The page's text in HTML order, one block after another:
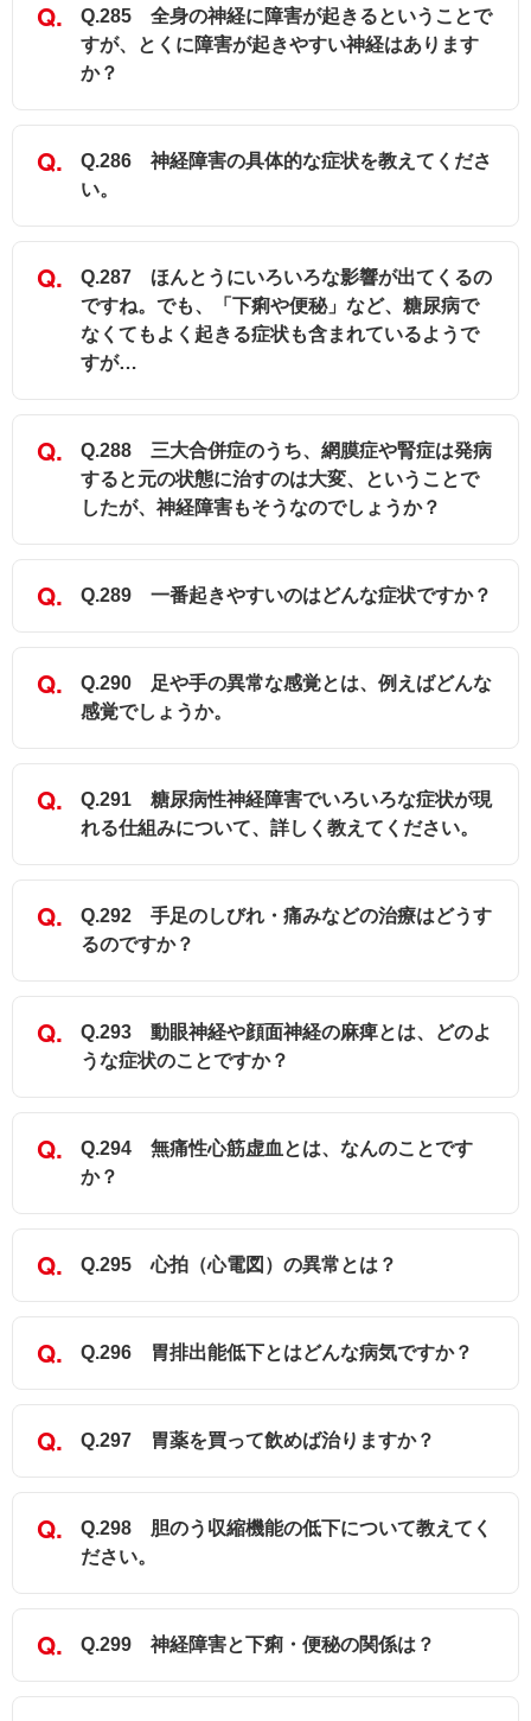
Q.285 全身の神経に障害が起きるということで
すが、とくに障害が起きやすい神経はあります
か？
Q.286 神経障害の具体的な症状を教えてくださ
い。
Q.287 ほんとうにいろいろな影響が出てくるの
ですね。でも、「下痢や便秘」など、糖尿病で
なくてもよく起きる症状も含まれているようで
すが…
Q.288 三大合併症のうち、網膜症や腎症は発病
すると元の状態に治すのは大変、ということで
したが、神経障害もそうなのでしょうか？
Q.289 一番起きやすいのはどんな症状ですか？
Q.290 足や手の異常な感覚とは、例えばどんな
感覚でしょうか。
Q.291 糖尿病性神経障害でいろいろな症状が現
れる仕組みについて、詳しく教えてください。
Q.292 手足のしびれ・痛みなどの治療はどうす
るのですか？
Q.293 動眼神経や顔面神経の麻痺とは、どのよ
うな症状のことですか？
Q.294 無痛性心筋虚血とは、なんのことです
か？
Q.295 心拍（心電図）の異常とは？
Q.296 胃排出能低下とはどんな病気ですか？
Q.297 胃薬を買って飲めば治りますか？
Q.298 胆のう収縮機能の低下について教えてく
ださい。
Q.299 神経障害と下痢・便秘の関係は？